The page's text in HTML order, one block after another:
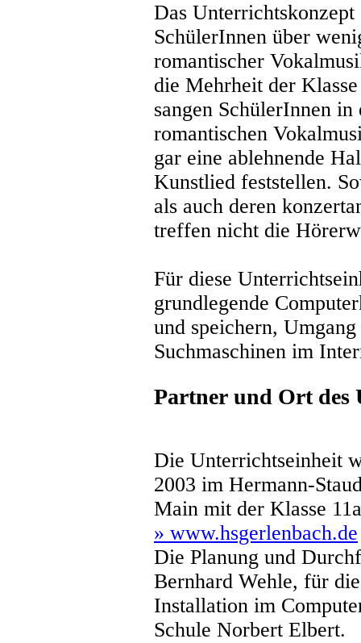
Das Unterrichtskonzept
SchülerInnen über
romantischer
die Mehrheit der
sangen SchülerInnen
romantischen
gar eine ablehnende
Kunstlied feststellen.
als auch deren
treffen nicht die
Für diese
grundlegende
und speichern,
Suchmaschinen im
Partner und Ort des
Die Unterrichtseinheit
2003 im Hermann-
Main mit der Klasse
» www.hsgerlenbach.de
Die Planung und
Bernhard Wehle, für
Installation im
Schule Norbert Elbert.